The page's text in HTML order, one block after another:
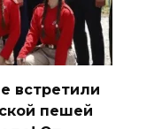
встретили
пешей